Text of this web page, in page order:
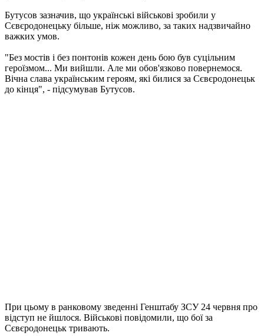
Бутусов зазначив, що українські військові зробили у
Сєвєродонецьку більше, ніж можливо, за таких надзвичайно
важких умов.
"Без мостів і без понтонів кожен день бою був суцільним
героїзмом... Ми вийшли. Але ми обов'язково повернемося.
Вічна слава українським героям, які билися за Сєвєродонецьк
до кінця", - підсумував Бутусов.
При цьому в ранковому зведенні Генштабу ЗСУ 24 червня про
відступ не йшлося. Військові повідомили, що бої за
Сєвєродонецьк тривають.